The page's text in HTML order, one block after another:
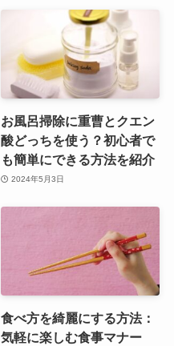
お風呂掃除に重曹とクエン
酸どっちを使う？初心者で
も簡単にできる方法を紹介
2024年5月3日
食べ方を綺麗にする方法：
気軽に楽しむ食事マナー